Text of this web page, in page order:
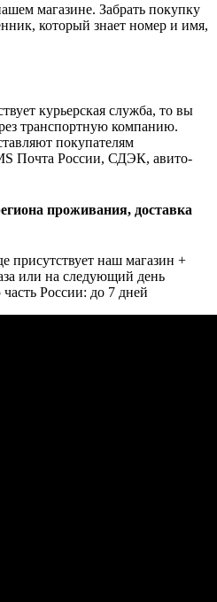
магазине. Забрать покупку
который знает номер и имя,
курьерская служба, то вы
транспортную компанию.
покупателям
Почта России, СДЭК, авито-
проживания, доставка
присутствует наш магазин +
или на следующий день
России: до 7 дней